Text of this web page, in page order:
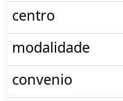
centro
modalidade
convenio